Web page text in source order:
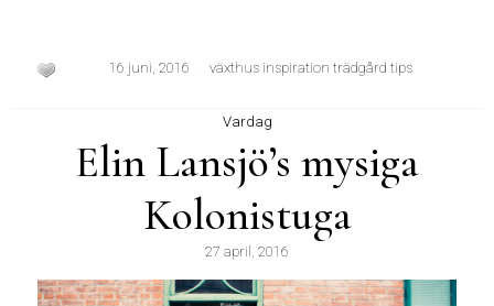
16 juni, 2016 växthus inspiration trädgård tips
Vardag
Elin Lansjö’s mysiga
Kolonistuga
27 april, 2016